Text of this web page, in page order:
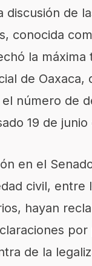
de
conocida
la
de
número de
19 de
en el
civil,
hayan
de la